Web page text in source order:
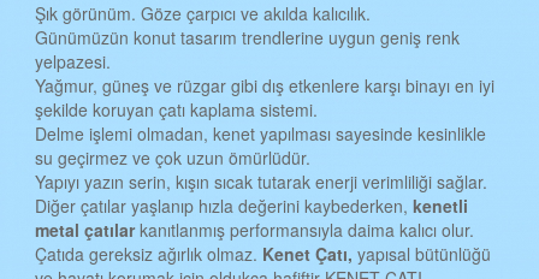
ERZİNCAN KENET ÇATI
ERZURUM KENET ÇATI
ESKİŞEHİR KENET ÇATI
GAZİANTEP KENET ÇATI
GİRESUN KENET ÇATI
GÜMÜŞHANE KENET ÇATI
Şık görünüm. Göze çarpıcı ve akılda kalıcılık.
Günümüzün konut tasarım trendlerine uygun geniş renk
yelpazesi.
Yağmur, güneş ve rüzgar gibi dış etkenlere karşı binayı en iyi
şekilde koruyan çatı kaplama sistemi.
Delme işlemi olmadan, kenet yapılması sayesinde kesinlikle
su geçirmez ve çok uzun ömürlüdür.
Yapıyı yazın serin, kışın sıcak tutarak enerji verimliliği sağlar.
Diğer çatılar yaşlanıp hızla değerini kaybederken,kenetli
metal çatılarkanıtlanmış performansıyla daima kalıcı olur.
Çatıda gereksiz ağırlık olmaz. Kenet Çatı, yapısal bütünlüğü